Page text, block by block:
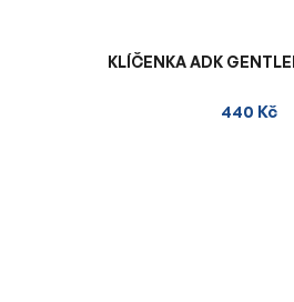
KLÍČENKA ADK
440 Kč